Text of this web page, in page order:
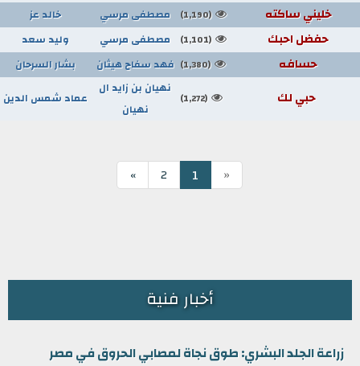
خليني ساكته (1,190) مصطفى مرسي خالد عز
حفضل احبك (1,101) مصطفى مرسي وليد سعد
حسافه (1,380) فهد سفاح هيثان بشار السرحان
حبي لك (1,272)
نهيان بن زايد ال
نهيان
عماد شمس الدين
«
1
2
»
أخبار فنية
زراعة الجلد البشري: طوق نجاة لمصابي الحروق في مصر